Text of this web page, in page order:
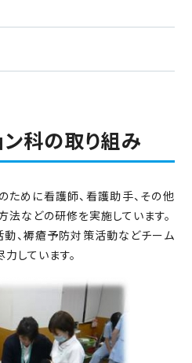
ン科の取り組み
めに看護師、看護助手、その他
法などの研修を実施しています。
、褥瘡予防対策活動などチーム
しています。